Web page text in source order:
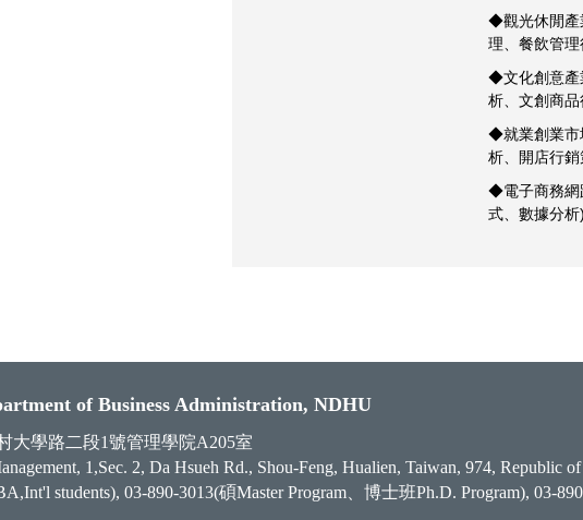
◆觀光休閒產
理、餐飲管理
◆文化創意產
析、文創商品
◆就業創業市
析、開店行銷
◆電子商務網
式、數據分析)
of Business Administration, NDHU
大學路二段1號管理學院A205室
1,Sec. 2, Da Hsueh Rd., Shou-Feng, Hualien, Taiwan, 974, Republic
students), 03-890-3013(碩Master Program、博士班Ph.D. Program), 03-